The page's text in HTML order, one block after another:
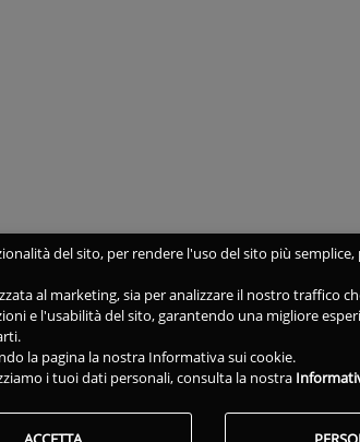
del sito, per rendere l'uso del sito più
al marketing, sia per analizzare il nostro traffico
e l'usabilità del sito, garantendo una migliore
la pagina la nostra Informativa sui cookie.
i tuoi dati personali, consulta la nostra